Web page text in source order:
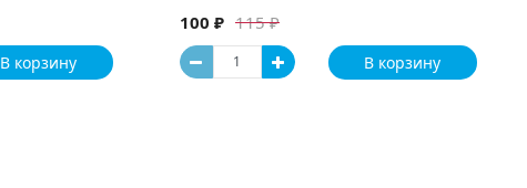
В корзину
115 ₽
100 ₽
В корзину